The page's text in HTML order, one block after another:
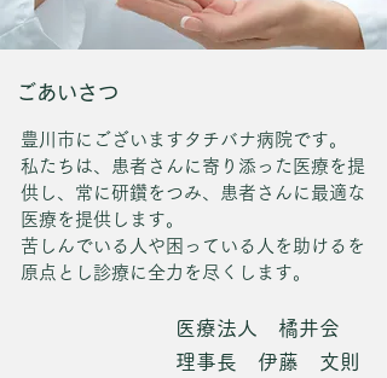
​ごあいさつ
豊川市にございますタチバナ病院です。
​私たちは、患者さんに寄り添った医療を提
供し​、​常に研鑽をつみ、患者さんに最適な
医療を提供します。
苦しんでいる人や困っている人を助けるを
原点とし診療に全力を尽くします。
医療法人 橘井会
理事長​ 伊藤 文則